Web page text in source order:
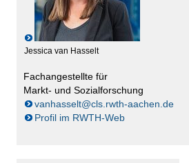
Jessica van Hasselt
Fachangestellte für
Markt- und Sozialforschung
vanhasselt@cls.rwth-aachen.de
Profil im RWTH-Web